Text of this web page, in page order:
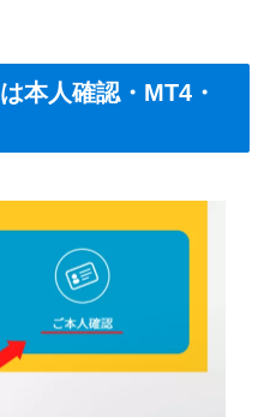
本人確認・MT4・